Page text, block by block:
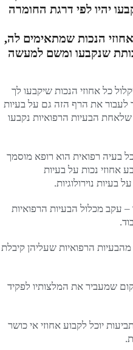
יהיו לפי דרגת החומרה
הנכות שמתאימים לה,
שנקבעו ומשם למעשה
כל אחוזי הנכות שיקבעו לך
החוק מאפשר לעבור את הרף הזה גם על בעיות
מקנה 40% בתנאי שלאחת הבעיות הרפואיות נקבעו
בעיה רפואית הוא רופא מוסמך
אחוזי נכות על בעיות
בעיות נוירולוגיות.
עקב מכלול הבעיות הרפואיות
הרפואיות שעליהן קיבלת
שמעביר את המלצותיו לפקיד
יוכל לקבוע אחוזי אי כושר